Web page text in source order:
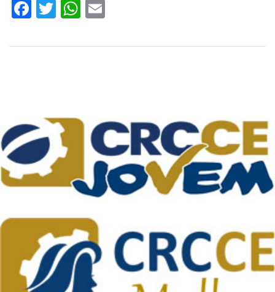
Facebook
TwitterWhatsApp